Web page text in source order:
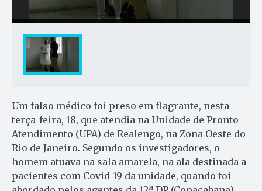
Um falso médico foi preso em flagrante, nesta
terça-feira, 18, que atendia na Unidade de Pronto
Atendimento (UPA) de Realengo, na Zona Oeste do
Rio de Janeiro. Segundo os investigadores, o
homem atuava na sala amarela, na ala destinada a
pacientes com Covid-19 da unidade, quando foi